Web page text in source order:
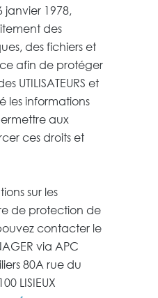
janvier 1978,
des
des fichiers et
afin de protéger
UTILISATEURS et
les informations
aux
ces droits et
sur les
de protection de
contacter le
via APC
80A rue du
LISIEUX